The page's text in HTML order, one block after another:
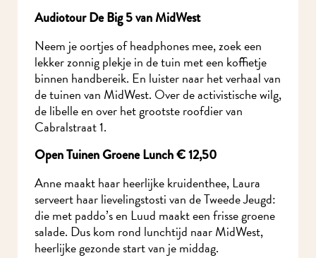
Audiotour De Big 5 van MidWest
Neem je oortjes of headphones mee, zoek een
lekker zonnig plekje in de tuin met een koffietje
binnen handbereik. En luister naar het verhaal van
de tuinen van MidWest. Over de activistische wilg,
de libelle en over het grootste roofdier van
Cabralstraat 1.
Open Tuinen Groene Lunch € 12,50
Anne maakt haar heerlijke kruidenthee, Laura
serveert haar lievelingstosti van de Tweede Jeugd:
die met paddo’s en Luud maakt een frisse groene
salade. Dus kom rond lunchtijd naar MidWest,
heerlijke gezonde start van je middag.